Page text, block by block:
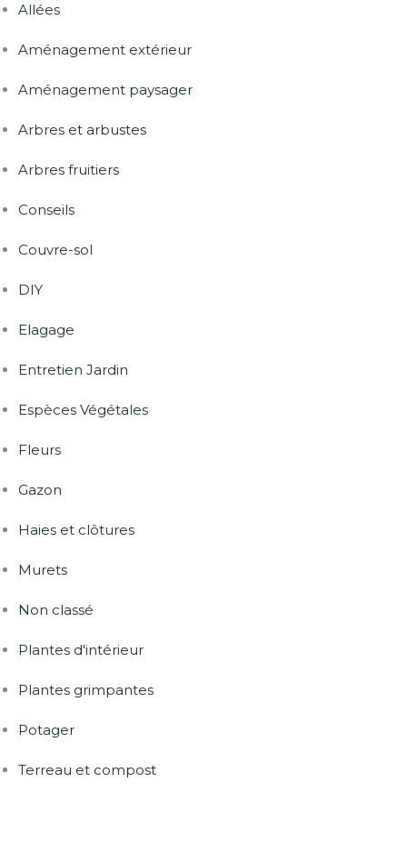
Allées
Aménagement extérieur
Aménagement paysager
Arbres et arbustes
Arbres fruitiers
Conseils
Couvre-sol
DIY
Elagage
Entretien Jardin
Espèces Végétales
Fleurs
Gazon
Haies et clôtures
Murets
Non classé
Plantes d'intérieur
Plantes grimpantes
Potager
Terreau et compost